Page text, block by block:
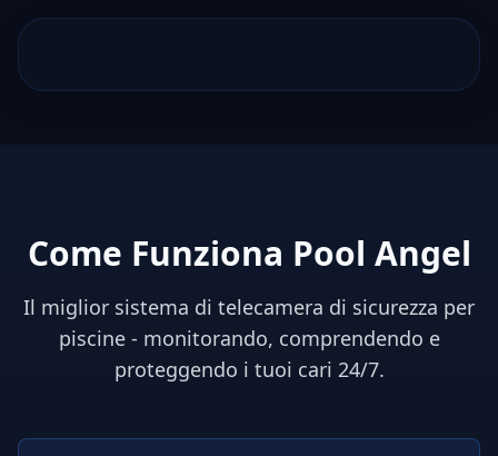
Come Funziona Pool Angel
Il miglior sistema di telecamera di sicurezza per
piscine - monitorando, comprendendo e
proteggendo i tuoi cari 24/7.